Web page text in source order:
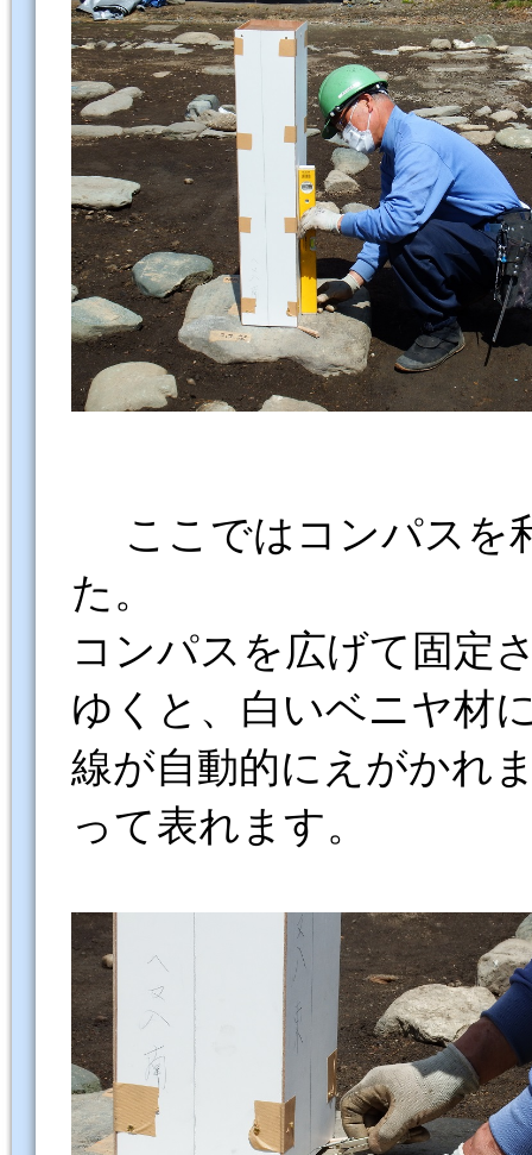
ここではコンパスを
た。
コンパスを広げて固定
ゆくと、白いベニヤ材
線が自動的にえがかれ
って表れます。